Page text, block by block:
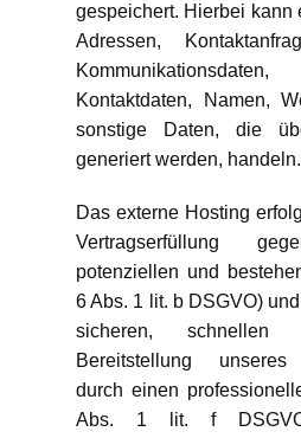
gespeichert. Hierbei kann
Adressen,
Kontaktdaten, Namen,
sonstige Daten, die
generiert werden, handeln.
Das externe Hosting
Vertragserfüllung
potenziellen und
6 Abs. 1 lit. b DSGVO)
sicheren, schnellen
Bereitstellung unseres
durch einen
Abs. 1 lit. f